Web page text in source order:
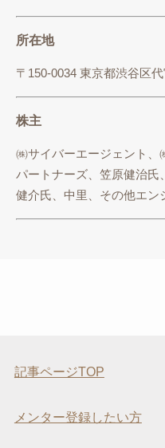
所在地
〒150-0034 東京都渋谷区
株主
㈱サイバーエージェント、
パートナーズ、笠原健治氏
健介氏、中里、その他エン
記事ページTOP
メンター登録したい方